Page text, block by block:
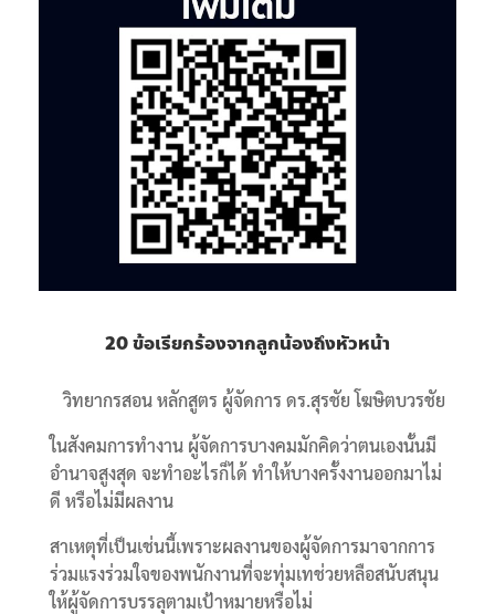
20 ข้อเรียกร้องจากลูกน้องถึงหัวหน้า
วิทยากรสอน หลักสูตร ผู้จัดการ ดร.สุรชัย โฆษิตบวรชัย
ในสังคมการทำงาน ผู้จัดการบางคมมักคิดว่าตนเองนั้นมี
อำนาจสูงสุด จะทำอะไรก็ได้ ทำให้บางครั้งงานออกมาไม่
ดี หรือไม่มีผลงาน
สาเหตุที่เป็นเช่นนี้เพราะผลงานของผู้จัดการมาจากการ
ร่วมแรงร่วมใจของพนักงานที่จะทุ่มเทช่วยหลือสนับสนุน
ให้ผู้จัดการบรรลุตามเป้าหมายหรือไม่